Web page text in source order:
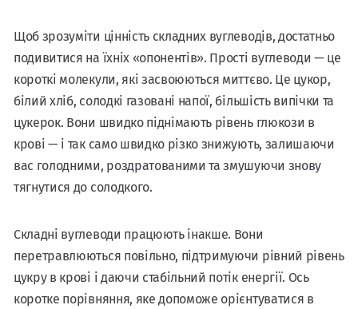
Щоб зрозуміти цінність складних вуглеводів, достатньо
подивитися на їхніх «опонентів». Прості вуглеводи — це
короткі молекули, які засвоюються миттєво. Це цукор,
білий хліб, солодкі газовані напої, більшість випічки та
цукерок. Вони швидко піднімають рівень глюкози в
крові — і так само швидко різко знижують, залишаючи
вас голодними, роздратованими та змушуючи знову
тягнутися до солодкого.
Складні вуглеводи працюють інакше. Вони
перетравлюються повільно, підтримуючи рівний рівень
цукру в крові і даючи стабільний потік енергії. Ось
коротке порівняння, яке допоможе орієнтуватися в